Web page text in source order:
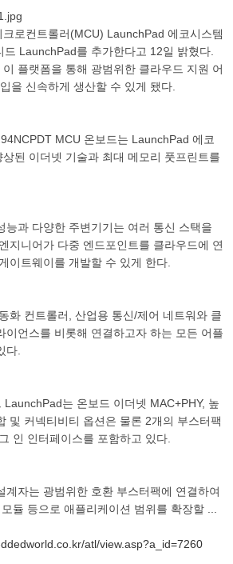
크로컨트롤러(MCU) LaunchPad 에코시스템
LaunchPad를 추가한다고 12일 밝혔다.
플랫폼을 통해 광범위한 클라우드 지원 어
을 신속하게 생산할 수 있게 됐다.
MCU 온보드는 LaunchPad 에코
된 이더넷 기술과 최대 메모리 풋프린트를
능과 다양한 주변기기는 여러 통신 스택을
지니어가 다중 엔드포인트를 클라우드에 연
이트웨이를 개발할 수 있게 한다.
화 컨트롤러, 산업용 통신/제어 네트워와 클
이언스를 비롯해 연결하고자 하는 모든 어플
다.
는 온보드 이더넷 MAC+PHY, 높
및 커넥티비티 옵션은 물론 2개의 부스터팩
인 인터페이스를 포함하고 있다.
계자는 광범위한 호환 부스터팩에 연결하여
듈 등으로 애플리케이션 범위를 확장할 ...
atl/view.asp?a_id=7260